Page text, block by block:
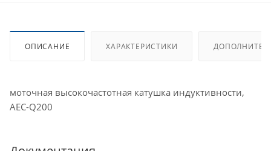
ОПИСАНИЕ ХАРАКТЕРИСТИКИ
моточная высокочастотная катушка индуктивности,
AEC-Q200